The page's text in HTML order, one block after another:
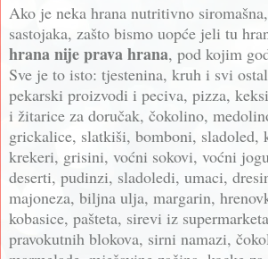
Ako je neka hrana nutritivno
sastojaka, zašto bismo uopće jeli tu
hrana nije prava hrana, pod kojim
Sve je to isto: tjestenina, kruh i svi
pekarski proizvodi i peciva, pizza,
i žitarice za doručak, čokolino,
grickalice, slatkiši, bomboni, sladoled,
krekeri, grisini, voćni sokovi, voćni
deserti, pudinzi, sladoledi, umaci,
majoneza, biljna ulja, margarin,
kobasice, pašteta, sirevi iz
pravokutnih blokova, sirni namazi,